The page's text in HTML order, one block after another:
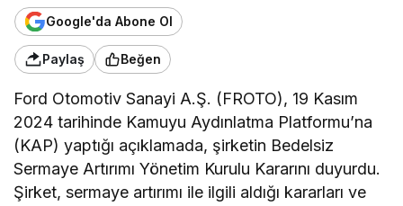
Google'da Abone Ol
Paylaş Beğen
Ford Otomotiv Sanayi A.Ş. (FROTO), 19 Kasım
2024 tarihinde Kamuyu Aydınlatma Platformu’na
(KAP) yaptığı açıklamada, şirketin Bedelsiz
Sermaye Artırımı Yönetim Kurulu Kararını duyurdu.
Şirket, sermaye artırımı ile ilgili aldığı kararları ve